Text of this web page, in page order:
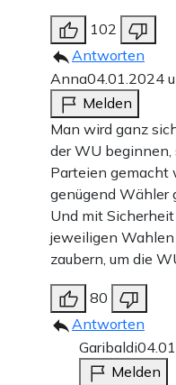
102
Antworten
Anna04.01.2024
Melden
Man wird ganz
der WU
Parteien gemacht
genügend Wähler
Und mit
jeweiligen
zaubern, um die
80
Antworten
Garibaldi
Melden